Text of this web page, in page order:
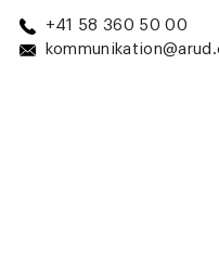
+41 58 360 50 00